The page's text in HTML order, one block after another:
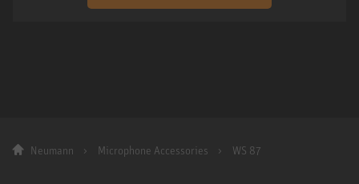
Neumann Microphone Accessories WS 87